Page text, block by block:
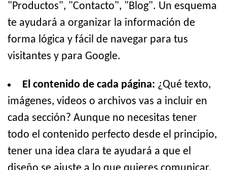
"Productos", "Contacto", "Blog". Un esquema
te ayudará a organizar la información de
forma lógica y fácil de navegar para tus
visitantes y para Google.
El contenido de cada página: ¿Qué texto,
imágenes, videos o archivos vas a incluir en
cada sección? Aunque no necesitas tener
todo el contenido perfecto desde el principio,
tener una idea clara te ayudará a que el